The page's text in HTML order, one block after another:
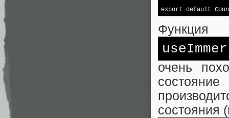
export default
Функция
useImmer
очень
состояния